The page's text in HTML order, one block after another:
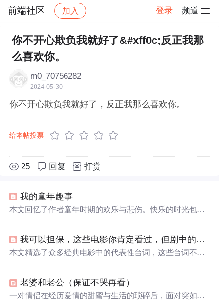
前端社区 加入 登录 频道
社区 前端社区 感慨 帖子详情
你不开心欺负我就好了&#xff0c;反正我那
么喜欢你。
m0_70756282
2024-05-30
你不开心欺负我就好了，反正我那么喜欢你。
给本帖投票
25 回复 打赏
我的童年趣事
本文回忆了作者童年时期的欢乐与悲伤。快乐的时光包括
记忆。
我可以担保，这些电影你肯定看过，但剧中的台词，你还记得不？
本文精选了众多经典电影中的代表性台词，这些台词不仅
事。老婆和老公（保证不哭再看）
一对情侣在经历爱情的甜蜜与生活的琐碎后，面对突如其